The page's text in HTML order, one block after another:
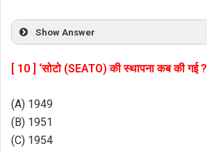
Show Answer
[ 10 ] ‘सोटो (SEATO) की स्थापना कब की गई ?
(A) 1949
(B) 1951
(C) 1954